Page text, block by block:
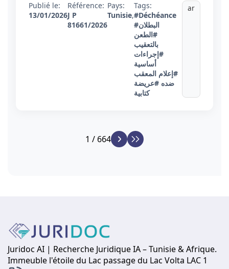
Publié le:
13/01/2026
Référence:
J P
81661/2026
Pays:
Tunisie,
Tags:
#Déchéance
#البطلان
#الطعن
بالتعقيب
#إجراءات
أساسية
#إعلام المعقب
ضده #عريضة
كتابية
ar
1 / 664
Juridoc AI | Recherche Juridique IA – Tunisie & Afrique.
Immeuble l'étoile du Lac passage du Lac Volta LAC 1